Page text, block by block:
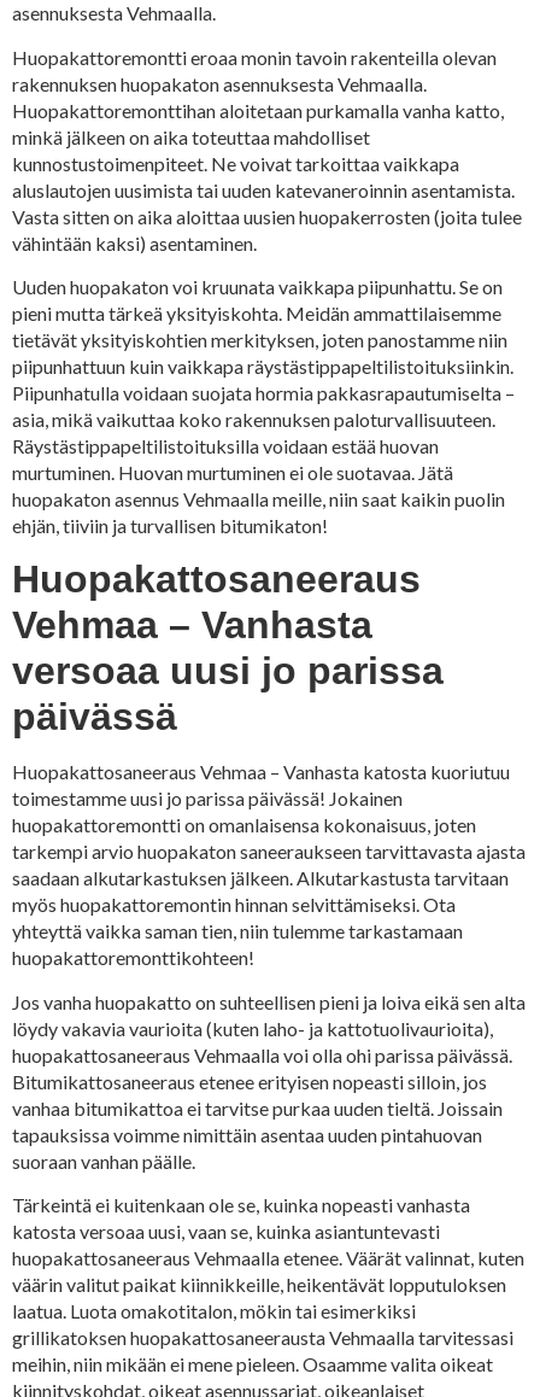
asennuksesta Vehmaalla.
Huopakattoremontti eroaa monin tavoin rakenteilla olevan
rakennuksen huopakaton asennuksesta Vehmaalla.
Huopakattoremonttihan aloitetaan purkamalla vanha katto,
minkä jälkeen on aika toteuttaa mahdolliset
kunnostustoimenpiteet. Ne voivat tarkoittaa vaikkapa
aluslautojen uusimista tai uuden katevaneroinnin asentamista.
Vasta sitten on aika aloittaa uusien huopakerrosten (joita tulee
vähintään kaksi) asentaminen.
Uuden huopakaton voi kruunata vaikkapa piipunhattu. Se on
pieni mutta tärkeä yksityiskohta. Meidän ammattilaisemme
tietävät yksityiskohtien merkityksen, joten panostamme niin
piipunhattuun kuin vaikkapa räystästippapeltilistoituksiinkin.
Piipunhatulla voidaan suojata hormia pakkasrapautumiselta –
asia, mikä vaikuttaa koko rakennuksen paloturvallisuuteen.
Räystästippapeltilistoituksilla voidaan estää huovan
murtuminen. Huovan murtuminen ei ole suotavaa. Jätä
huopakaton asennus Vehmaalla meille, niin saat kaikin puolin
ehjän, tiiviin ja turvallisen bitumikaton!
Huopakattosaneeraus
Vehmaa – Vanhasta
versoaa uusi jo parissa
päivässä
Huopakattosaneeraus Vehmaa – Vanhasta katosta kuoriutuu
toimestamme uusi jo parissa päivässä! Jokainen
huopakattoremontti on omanlaisensa kokonaisuus, joten
tarkempi arvio huopakaton saneeraukseen tarvittavasta ajasta
saadaan alkutarkastuksen jälkeen. Alkutarkastusta tarvitaan
myös huopakattoremontin hinnan selvittämiseksi. Ota
yhteyttä vaikka saman tien, niin tulemme tarkastamaan
huopakattoremonttikohteen!
Jos vanha huopakatto on suhteellisen pieni ja loiva eikä sen alta
löydy vakavia vaurioita (kuten laho- ja kattotuolivaurioita),
huopakattosaneeraus Vehmaalla voi olla ohi parissa päivässä.
Bitumikattosaneeraus etenee erityisen nopeasti silloin, jos
vanhaa bitumikattoa ei tarvitse purkaa uuden tieltä. Joissain
tapauksissa voimme nimittäin asentaa uuden pintahuovan
suoraan vanhan päälle.
Tärkeintä ei kuitenkaan ole se, kuinka nopeasti vanhasta
katosta versoaa uusi, vaan se, kuinka asiantuntevasti
huopakattosaneeraus Vehmaalla etenee. Väärät valinnat, kuten
väärin valitut paikat kiinnikkeille, heikentävät lopputuloksen
laatua. Luota omakotitalon, mökin tai esimerkiksi
grillikatoksen huopakattosaneerausta Vehmaalla tarvitessasi
meihin, niin mikään ei mene pieleen. Osaamme valita oikeat
kiinnityskohdat, oikeat asennussarjat, oikeanlaiset